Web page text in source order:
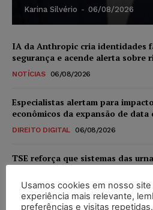
Karina Silvério - 06/08/2026
IA da Anthropic cria identidades
segurança e acende alerta sobre
NOTÍCIAS 06/08/2026
Especialistas alertam para
econômicos da expansão de
DIREITO DIGITAL 06/08/2026
TSE reforça que sistemas das
NOTÍCIAS 06/08/2026
Usamos cookies em nosso
experiência mais relevante,
preferências e visitas